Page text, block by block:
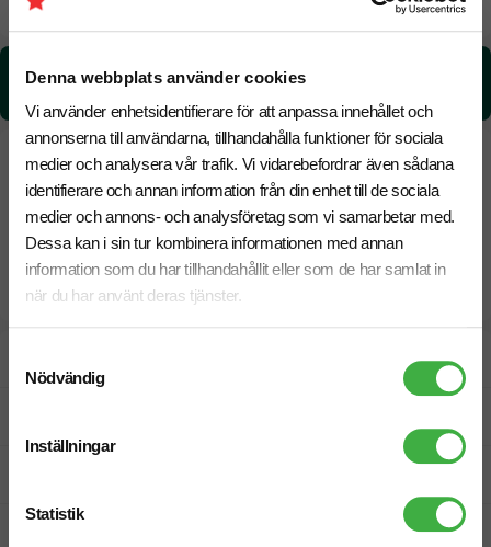
Denna webbplats använder cookies
Vi använder enhetsidentifierare för att anpassa innehållet och
annonserna till användarna, tillhandahålla funktioner för sociala
medier och analysera vår trafik. Vi vidarebefordrar även sådana
identifierare och annan information från din enhet till de sociala
medier och annons- och analysföretag som vi samarbetar med.
Dessa kan i sin tur kombinera informationen med annan
information som du har tillhandahållit eller som de har samlat in
när du har använt deras tjänster.
Nödvändig
Inställningar
Statistik
Snabbare leverans? Kontakta oss.
CO₂e -avtryck:
0.77 kg CO₂e / per styck